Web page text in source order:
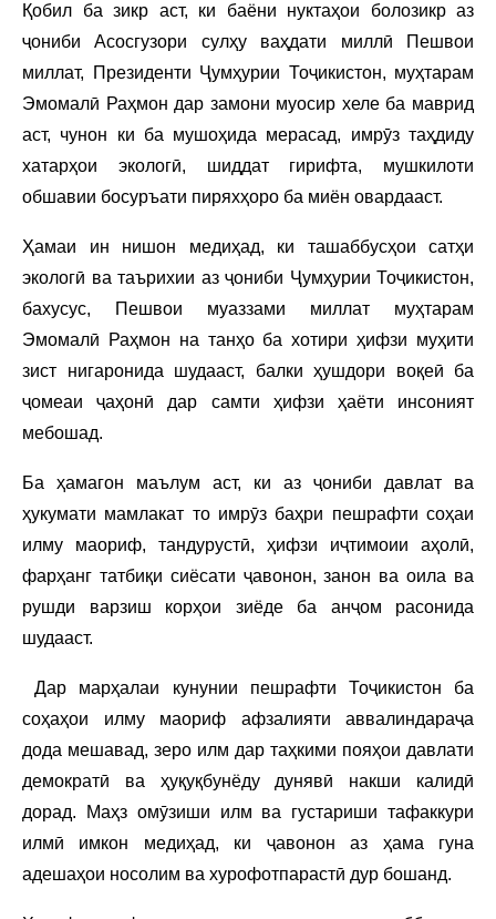
Қобил ба зикр аст, ки баёни нуктаҳои болозикр аз
ҷониби Асосгузори сулҳу ваҳдати миллӣ Пешвои
миллат, Президенти Ҷумҳурии Тоҷикистон, муҳтарам
Эмомалӣ Раҳмон дар замони муосир хеле ба маврид
аст, чунон ки ба мушоҳида мерасад, имрӯз таҳдиду
хатарҳои экологӣ, шиддат гирифта, мушкилоти
обшавии босуръати пиряхҳоро ба миён овардааст.
Ҳамаи ин нишон медиҳад, ки ташаббусҳои сатҳи
экологӣ ва таърихии аз ҷониби Ҷумҳурии Тоҷикистон,
бахусус, Пешвои муаззами миллат муҳтарам
Эмомалӣ Раҳмон на танҳо ба хотири ҳифзи муҳити
зист нигаронида шудааст, балки ҳушдори воқеӣ ба
ҷомеаи ҷаҳонӣ дар самти ҳифзи ҳаёти инсоният
мебошад.
Ба ҳамагон маълум аст, ки аз ҷониби давлат ва
ҳукумати мамлакат то имрӯз баҳри пешрафти соҳаи
илму маориф, тандурустӣ, ҳифзи иҷтимоии аҳолӣ,
фарҳанг татбиқи сиёсати ҷавонон, занон ва оила ва
рушди варзиш корҳои зиёде ба анҷом расонида
шудааст.
Дар марҳалаи кунунии пешрафти Тоҷикистон ба
соҳаҳои илму маориф афзалияти аввалиндараҷа
дода мешавад, зеро илм дар таҳкими пояҳои давлати
демократӣ ва ҳуқуқбунёду дунявӣ накши калидӣ
дорад. Маҳз омӯзиши илм ва густариши тафаккури
илмӣ имкон медиҳад, ки ҷавонон аз ҳама гуна
адешаҳои носолим ва хурофотпарастӣ дур бошанд.